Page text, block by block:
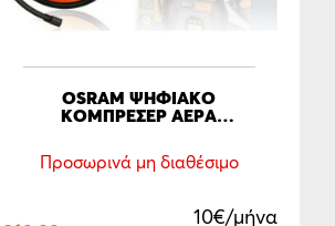
OSRAM ΨΗΦΙΑΚO
ΚΟΜΠΡΕΣΕΡ ΑΕΡΑ
Προσωρινά μη διαθέσιμο
10€/μήνα